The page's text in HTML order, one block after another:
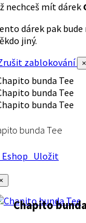
nechceš mít dárek
dárek pak
jiný.
zablokování
bunda Tee
Uložit
Chapito